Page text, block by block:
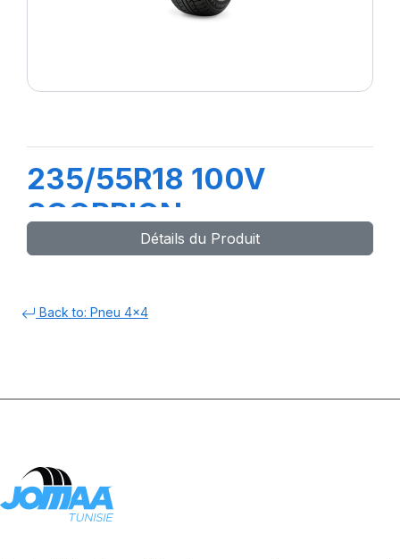
235/55R18 100V
SCORPION
Détails du Produit
Back to: Pneu 4x4